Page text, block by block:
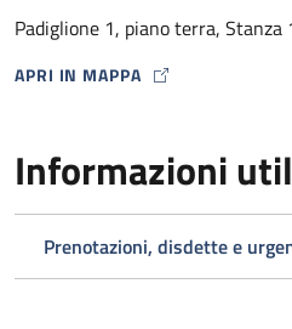
Padiglione 1, piano terra, Stanza
APRI IN MAPPA
MAP ICON
Informazioni
Prenotazioni, disdette e